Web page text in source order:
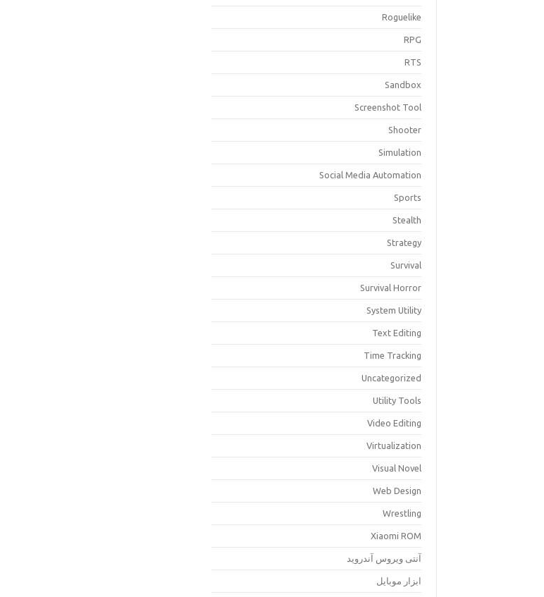
Roguelike
RPG
RTS
Sandbox
Screenshot Tool
Shooter
Simulation
Social Media Automation
Sports
Stealth
Strategy
Survival
Survival Horror
System Utility
Text Editing
Time Tracking
Uncategorized
Utility Tools
Video Editing
Virtualization
Visual Novel
Web Design
Wrestling
Xiaomi ROM
آنتی ویروس آندروید
ابزار موبایل